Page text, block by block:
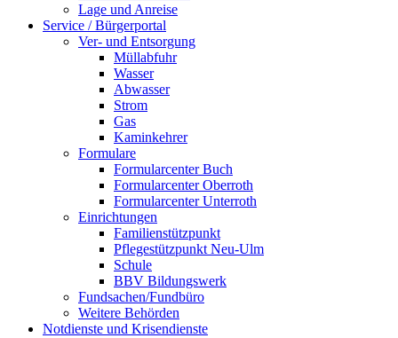
Lage und Anreise
Service / Bürgerportal
Ver- und Entsorgung
Müllabfuhr
Wasser
Abwasser
Strom
Gas
Kaminkehrer
Formulare
Formularcenter Buch
Formularcenter Oberroth
Formularcenter Unterroth
Einrichtungen
Familienstützpunkt
Pflegestützpunkt Neu-Ulm
Schule
BBV Bildungswerk
Fundsachen/Fundbüro
Weitere Behörden
Notdienste und Krisendienste